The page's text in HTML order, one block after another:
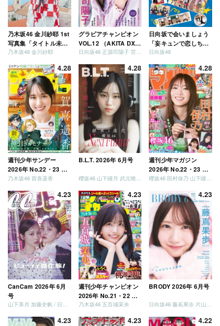
乃木坂46 金川紗耶 1st
写真集「タイトル未
定」
乃木坂46 金川紗耶
グラビアチャンピオン
VOL.12 （AKITA DXシ
リーズ）
日向坂46 正源司陽子 宮地すみれ
日向坂で会いましょう
「妄キュンで恋しちゃ
いましょう」「どっち
う」「ご褒美でロケし
ましょう」「フレンド
リーになりましょう」
「笑って卒業を祝いま
しょう」 [Blu-ray]
日向坂46
4.28
週刊少年サンデー
2026年 No.22・23 合
併号
乃木坂46 賀喜遥香
4.28
B.L.T. 2026年 6月号
櫻坂46 山下瞳月 武元唯衣 / 乃木坂46 海邉朱莉
4.28
週刊少年マガジン
2026年 No.22・23 合
併号
4.23
CanCam 2026年 6月
号
山下美月 加藤史帆 / 日向坂46 大野愛実
4.23
週刊少年チャンピオン
2026年 No.21・22 合
併号
乃木坂46 五百城茉央
4.23
BRODY 2026年 6月号
日向坂46 藤嶌果歩 片山紗希 松尾桜 金村美玖 髙橋未来虹
4.23 4.23 4.22